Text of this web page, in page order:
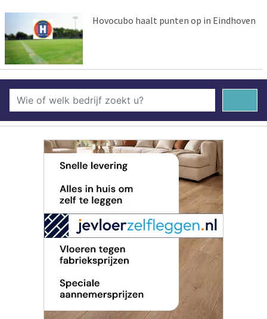
Hovocubo haalt punten op in Eindhoven